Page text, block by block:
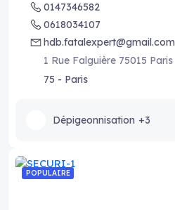
0147346582
0618034107
hdb.fatalexpert@gmail.com
1 Rue Falguière 75015 Paris
75 - Paris
Dépigeonnisation +3
POPULAIRE